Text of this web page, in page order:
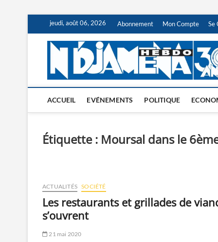
content
jeudi, août 06, 2026 Abonnement Mon Compte Se
ACCUEIL EVÉNEMENTS POLITIQUE
Étiquette : Moursal dans le
ACTUALITÉS SOCIÉTÉ
Les restaurants et grillades de
s’ouvrent
21 mai 2020